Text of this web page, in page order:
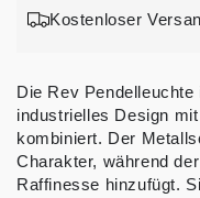
Kostenloser
Die Rev
industrielles Design
kombiniert. Der
Charakter, während
Raffinesse hinzufügt.